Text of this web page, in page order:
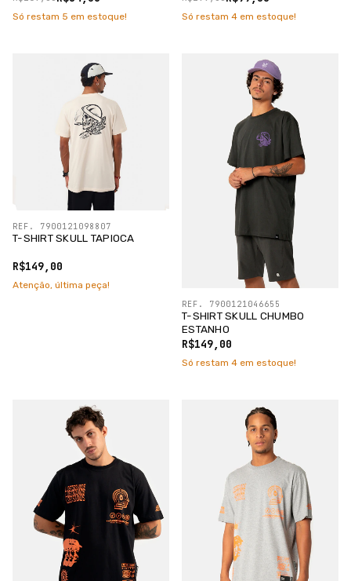
Só restam 5 em estoque! Só restam 4 em estoque!
T-SHIRT SKULL TAPIOCA
R$149,00
REF. 7900121098807
Atenção, última peça!
T-SHIRT SKULL CHUMBO
ESTANHO
R$149,00
REF. 7900121046655
Só restam 4 em estoque!